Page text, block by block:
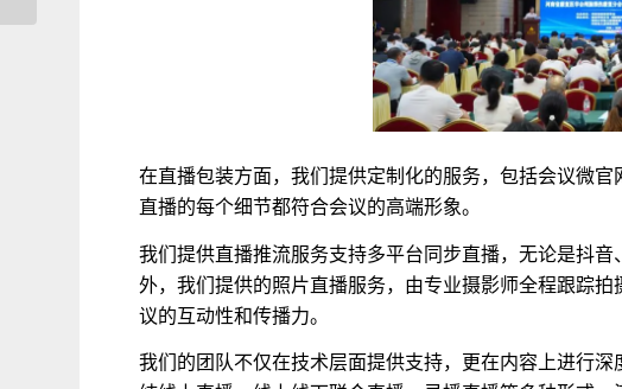
在直播包装方面，我们提供定制化的服务，包括会议微
直播的每个细节都符合会议的高端形象。
我们提供直播推流服务支持多平台同步直播，无论是抖
外，我们提供的照片直播服务，由专业摄影师全程跟踪
议的互动性和传播力。
我们的团队不仅在技术层面提供支持，更在内容上进行